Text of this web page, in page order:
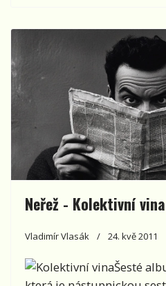
Neřež - Kolektivní vina
Vladimír Vlasák 24. kvě 2011
Šesté